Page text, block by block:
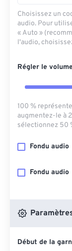
Choisissez un
audio. Pour
« Auto »
l'audio,
Régler le
100 %
augmentez-le à
sélectionnez 50
Fondu audio
Fondu audio
Début de la